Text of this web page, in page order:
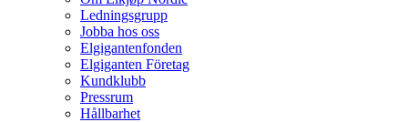
Ledningsgrupp
Jobba hos oss
Elgigantenfonden
Elgiganten Företag
Kundklubb
Pressrum
Hållbarhet